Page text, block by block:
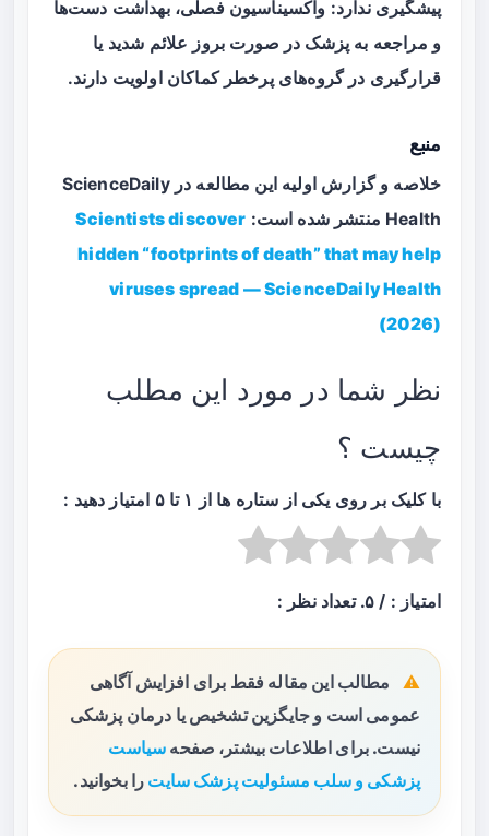
پیشگیری ندارد: واکسیناسیون فصلی، بهداشت دست‌ها
و مراجعه به پزشک در صورت بروز علائم شدید یا
قرارگیری در گروه‌های پرخطر کماکان اولویت دارند.
منبع
خلاصه و گزارش اولیه این مطالعه در ScienceDaily
Health منتشر شده است:
Scientists discover
hidden “footprints of death” that may help
viruses spread — ScienceDaily Health
(2026)
نظر شما در مورد این مطلب
چیست ؟
با کلیک بر روی یکی از ستاره ها از ۱ تا ۵ امتیاز دهید :
امتیاز : / ۵. تعداد نظر :
مطالب این مقاله فقط برای افزایش آگاهی
عمومی است و جایگزین تشخیص یا درمان پزشکی
نیست. برای اطلاعات بیشتر، صفحه سیاست
پزشکی و سلب مسئولیت پزشک سایت را بخوانید.